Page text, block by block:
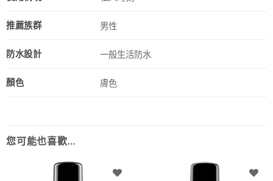
推薦族群 男性
防水設計 一般生活防水
顏色 膚色
您可能也喜歡…